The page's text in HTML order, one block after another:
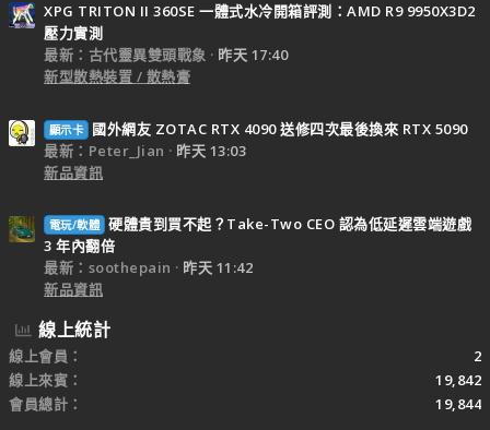
XPG TRITON II 360SE 一體式水冷開箱評測：AMD R9 9950X3D2
壓力實測
最新：古代靈異雙頭戰象
昨天 17:40
新型散熱裝置 / 散熱膏
顯示卡
國外網友 ZOTAC RTX 4090 送修四次最後換來 RTX 5090
最新：Peter_Jian
昨天 13:03
新品資訊
電玩/軟體 硬體貴到買不起？Take-Two CEO 認為低延遲雲端遊戲
3 年內翻倍
最新：soothepain
昨天 11:42
新品資訊
線上統計
線上會員
2
線上來賓
19,842
會員總計
19,844